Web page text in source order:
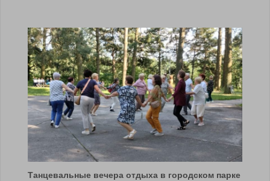
Танцевальные вечера отдыха в городском парке